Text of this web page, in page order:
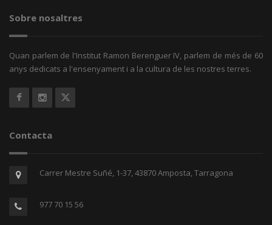
Sobre nosaltres
Quan parlem de l'Institut Ramon Berenguer IV, parlem de més de 60
anys dedicats a l'ensenyament i a la cultura de les nostres terres.
Contacta
Carrer Mestre Suñé, 1-37, 43870 Amposta, Tarragona
977 70 15 56